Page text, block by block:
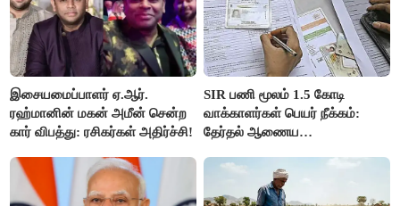
இசையமைப்பாளர் ஏ.ஆர்.
ரஹ்மானின் மகன் அமீன் சென்ற
கார் விபத்து: ரசிகர்கள் அதிர்ச்சி!
SIR பணி மூலம் 1.5 கோடி
வாக்காளர்கள் பெயர் நீக்கம்:
தேர்தல் ஆணைய